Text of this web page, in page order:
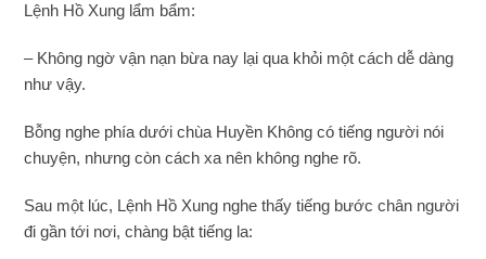
Lệnh Hồ Xung lẩm bẩm:
– Không ngờ vận nạn bừa nay lại qua khỏi một cách dễ dàng
như vậy.
Bỗng nghe phía dưới chùa Huyền Không có tiếng người nói
chuyện, nhưng còn cách xa nên không nghe rõ.
Sau một lúc, Lệnh Hồ Xung nghe thấy tiếng bước chân người
đi gần tới nơi, chàng bật tiếng la: